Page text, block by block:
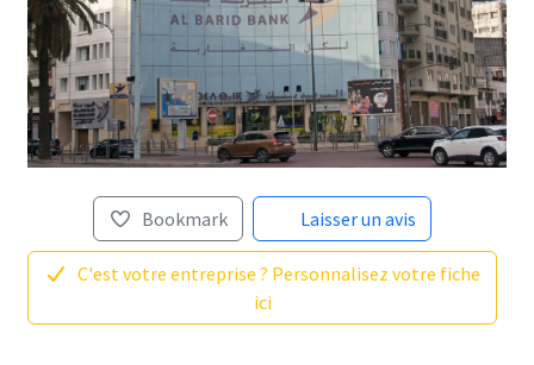
Bookmark Laisser un avis
C'est votre entreprise ? Personnalisez votre fiche
ici